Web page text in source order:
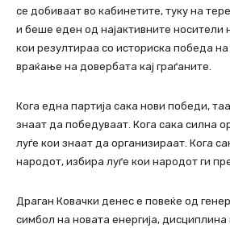
се добиваат во кабинетите, туку на
и беше еден од најактивните носители
кои резултираа со историска победа
враќање на довербата кај граѓаните.
Кога една партија сака нови победи,
знаат да победуваат. Кога сака силна
луѓе кои знаат да организираат. Кога
народот, избира луѓе кои народот ги
Драган Ковачки денес е повеќе од
симбол на новата енергија,